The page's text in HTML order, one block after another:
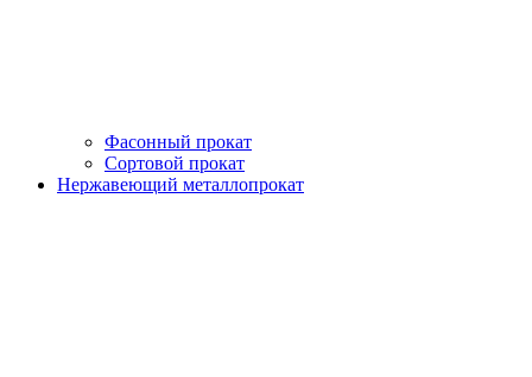
Фасонный прокат
Сортовой прокат
Нержавеющий металлопрокат